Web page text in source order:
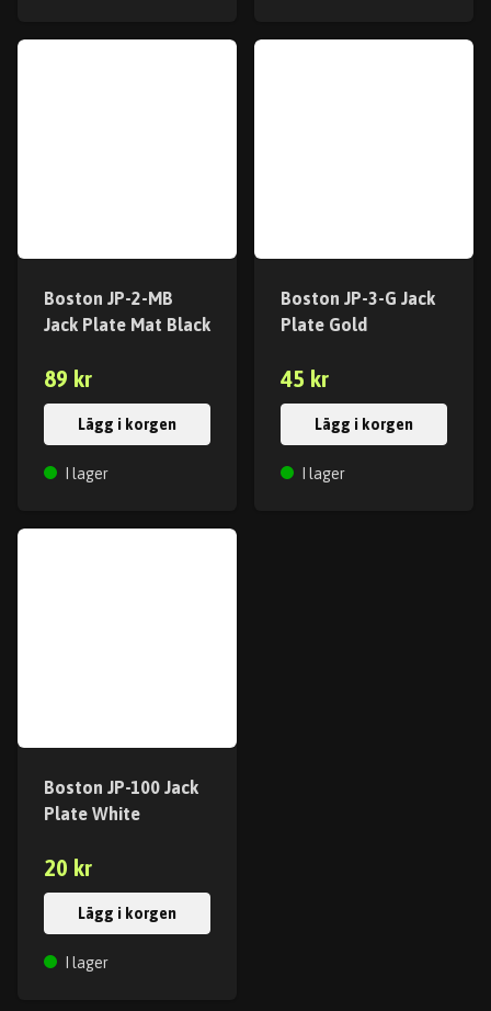
Boston JP-2-MB
Jack Plate Mat Black
89 kr
Lägg i korgen
I lager
Boston JP-3-G Jack
Plate Gold
45 kr
Lägg i korgen
I lager
Boston JP-100 Jack
Plate White
20 kr
Lägg i korgen
I lager